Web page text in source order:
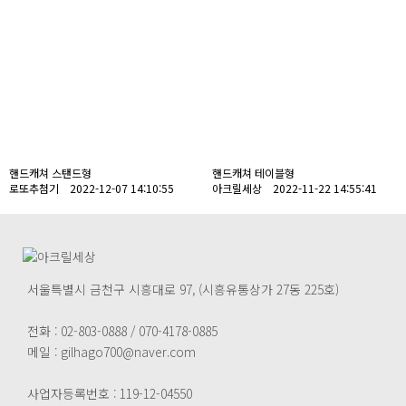
핸드캐쳐 스탠드형
로또추첨기 2022-12-07 14:10:55
핸드캐쳐 테이블형
아크릴세상 2022-11-22 14:55:41
서울특별시 금천구 시흥대로 97, (시흥유통상가 27동 225호)
전화 : 02-803-0888 / 070-4178-0885
메일 : gilhago700@naver.com
사업자등록번호 : 119-12-04550